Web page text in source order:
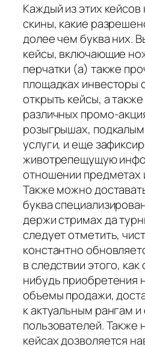
Каждый из этих
скины, какие
долее чем буква них.
кейсы, включающие
перчатки (а) также
площадках инвесторы
открыть кейсы, а
различных промо-
розыгрышах,
услуги, и еще
животрепещущую
отношении предметах
Также можно
буква
держи стримах да
следует отметить,
константно
в следствии этого, как
нибудь приобретения
объемы продажи,
к актуальным рангам
пользователей. Также
кейсах дозволяется